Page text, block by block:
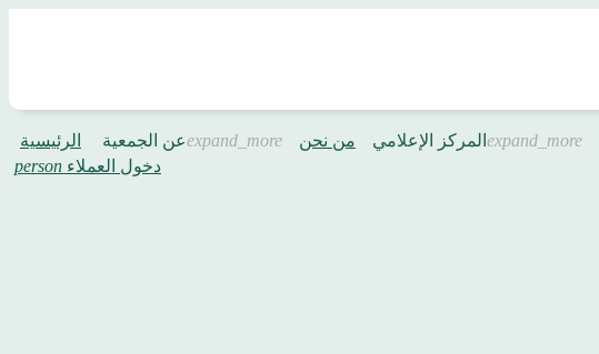
الرئيسية عن الجمعية من نحن المركز الإعلامي
person دخول العملاء